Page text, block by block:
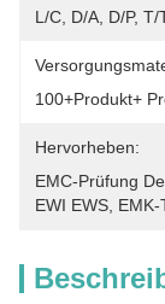
L/C, D/A, D/P,
100+Produkt+
Hervorheben:
EMC-Prüfung
EWI EWS EMK-